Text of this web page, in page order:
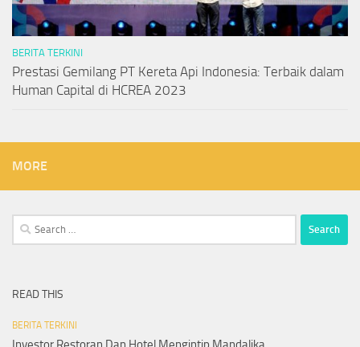
BERITA TERKINI
Prestasi Gemilang PT Kereta Api Indonesia: Terbaik dalam
Human Capital di HCREA 2023
MORE
Search
for:
READ THIS
BERITA TERKINI